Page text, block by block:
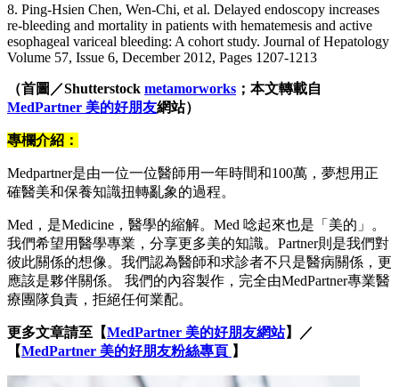
8. Ping-Hsien Chen, Wen-Chi, et al. Delayed endoscopy increases
re-bleeding and mortality in patients with hematemesis and active
esophageal variceal bleeding: A cohort study. Journal of Hepatology
Volume 57, Issue 6, December 2012, Pages 1207-1213
（首圖／Shutterstock metamorworks ；本文轉載自
MedPartner 美的好朋友網站）
專欄介紹：
Medpartner是由一位一位醫師用一年時間和100萬，夢想用正
確醫美和保養知識扭轉亂象的過程。
Med，是Medicine，醫學的縮解。Med 唸起來也是「美的」。
我們希望用醫學專業，分享更多美的知識。Partner則是我們對
彼此關係的想像。我們認為醫師和求診者不只是醫病關係，更
應該是夥伴關係。 我們的內容製作，完全由MedPartner專業醫
療團隊負責，拒絕任何業配。
更多文章請至【MedPartner 美的好朋友網站】／
【MedPartner 美的好朋友粉絲專頁 】